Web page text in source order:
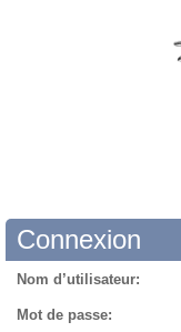
Connexion
Nom d’utilisateur:
Mot de passe: